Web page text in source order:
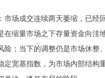
市场成交连续两天萎缩，已经
在缩量市场之下存量资金向洼
险；当下的调整仍是市场休整
定宽基指数，为市场内部结构